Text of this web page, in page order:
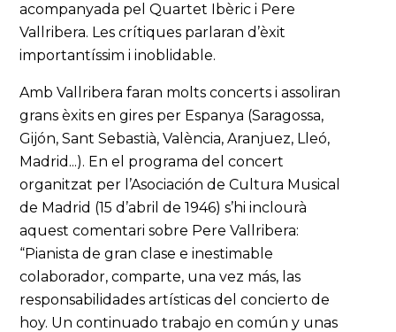
acompanyada pel Quartet Ibèric i Pere
Vallribera. Les crítiques parlaran d’èxit
importantíssim i inoblidable.
Amb Vallribera faran molts concerts i assoliran
grans èxits en gires per Espanya (Saragossa,
Gijón, Sant Sebastià, València, Aranjuez, Lleó,
Madrid...). En el programa del concert
organitzat per l’Asociación de Cultura Musical
de Madrid (15 d’abril de 1946) s’hi inclourà
aquest comentari sobre Pere Vallribera:
“Pianista de gran clase e inestimable
colaborador, comparte, una vez más, las
responsabilidades artísticas del concierto de
hoy. Un continuado trabajo en común y unas